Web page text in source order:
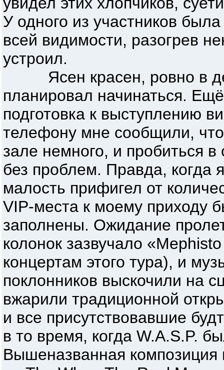
У одного из участников
всей видимости, разогрев
устроил.
Ясен красен, ровно в
планировал начинаться.
подготовка к выступлению
телефону мне сообщили,
зале немного, и пробиться
без проблем. Правда, когда
малость прифигел от
VIP-места к моему приходу
заполнены. Ожидание
колонок зазвучало
концертам этого тура), и
поклонников выскочили на
вжарили традиционной
и все присутствовавшие
в то время, когда W.A.S.P.
Вышеназванная